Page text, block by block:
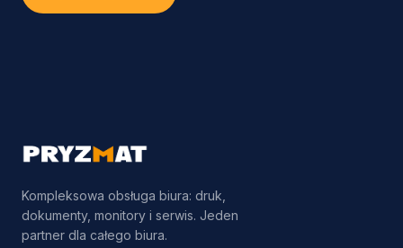
Kompleksowa obsługa biura: druk,
dokumenty, monitory i serwis. Jeden
partner dla całego biura.